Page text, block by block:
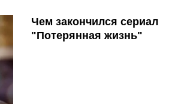
Чем закончился сериал
"Потерянная жизнь"